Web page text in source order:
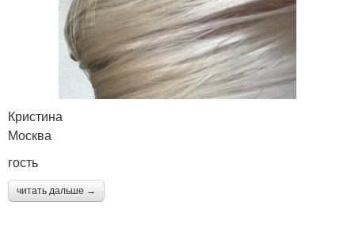
Кристина
Москва
гость
читать дальше →